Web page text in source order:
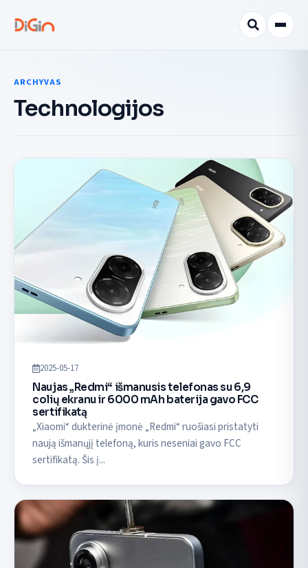
ARCHYVAS
Technologijos
2025-05-17
Naujas „Redmi“ išmanusis telefonas su 6,9
colių ekranu ir 6000 mAh baterija gavo FCC
sertifikatą
„Xiaomi“ dukterinė įmonė „Redmi“ ruošiasi pristatyti
naują išmanųjį telefoną, kuris neseniai gavo FCC
sertifikatą. Šis į...